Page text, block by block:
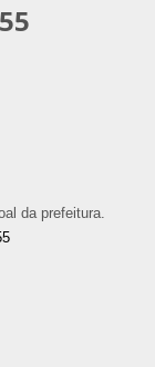
da prefeitura.